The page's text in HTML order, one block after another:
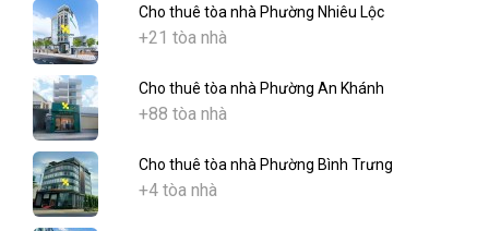
Cho thuê tòa nhà Phường Nhiêu Lộc
+21 tòa nhà
Cho thuê tòa nhà Phường An Khánh
+88 tòa nhà
Cho thuê tòa nhà Phường Bình Trưng
+4 tòa nhà